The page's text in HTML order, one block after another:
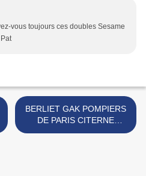
vous toujours ces doubles Sesame
BERLIET GAK POMPIERS
DE PARIS CITERNE
MARQUE SESAME >